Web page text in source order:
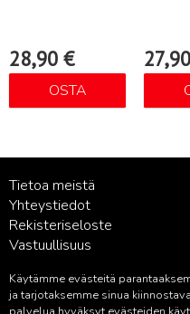
28,90 €
OSTA
Tietoa meistä
Yhteystiedot
Rekisteriseloste
Vastuullisuus
Kustantamon asiakaspalvelu:
Käytämme evästeitä
ja tarjotaksemme sinua